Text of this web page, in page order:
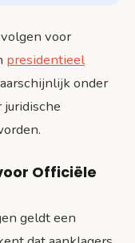
voor
presidentieel
onder
juridische
Officiële
geldt een